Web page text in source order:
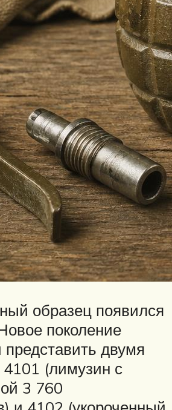
образец появился
поколение
двумя
(лимузин с
3 760